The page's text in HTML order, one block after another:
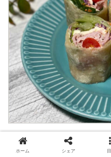
4等分にしてみました。
ホーム シェア